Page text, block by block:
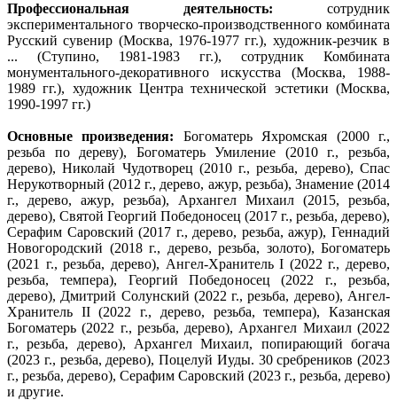
Профессиональная деятельность: сотрудник
экспериментального творческо-производственного комбината
Русский сувенир (Москва, 1976-1977 гг.), художник-резчик в
... (Ступино, 1981-1983 гг.), сотрудник Комбината
монументального-декоративного искусства (Москва, 1988-
1989 гг.), художник Центра технической эстетики (Москва,
1990-1997 гг.)
Основные произведения: Богоматерь Яхромская (2000 г.,
резьба по дереву), Богоматерь Умиление (2010 г., резьба,
дерево), Николай Чудотворец (2010 г., резьба, дерево), Спас
Нерукотворный (2012 г., дерево, ажур, резьба), Знамение (2014
г., дерево, ажур, резьба), Архангел Михаил (2015, резьба,
дерево), Святой Георгий Победоносец (2017 г., резьба, дерево),
Серафим Саровский (2017 г., дерево, резьба, ажур), Геннадий
Новогородский (2018 г., дерево, резьба, золото), Богоматерь
(2021 г., резьба, дерево), Ангел-Хранитель I (2022 г., дерево,
резьба, темпера), Георгий Победоносец (2022 г., резьба,
дерево), Дмитрий Солунский (2022 г., резьба, дерево), Ангел-
Хранитель II (2022 г., дерево, резьба, темпера), Казанская
Богоматерь (2022 г., резьба, дерево), Архангел Михаил (2022
г., резьба, дерево), Архангел Михаил, попирающий богача
(2023 г., резьба, дерево), Поцелуй Иуды. 30 сребреников (2023
г., резьба, дерево), Серафим Саровский (2023 г., резьба, дерево)
и другие.